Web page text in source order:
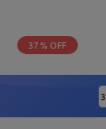
37% OFF
3